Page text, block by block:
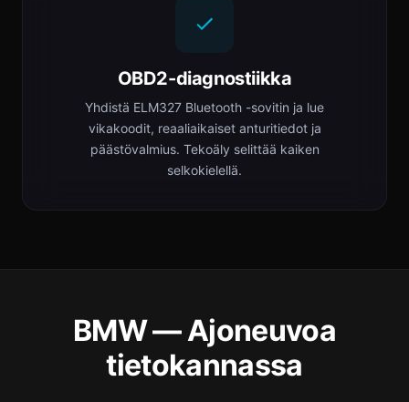
OBD2-diagnostiikka
Yhdistä ELM327 Bluetooth -sovitin ja lue
vikakoodit, reaaliaikaiset anturitiedot ja
päästövalmius. Tekoäly selittää kaiken
selkokielellä.
BMW — Ajoneuvoa
tietokannassa